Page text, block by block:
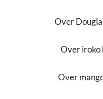
Over
Over iroko
Over